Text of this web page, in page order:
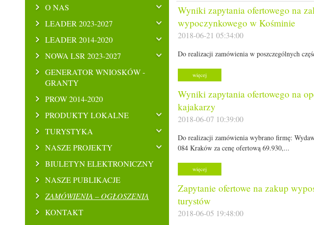
O NAS
LEADER 2023-2027
LEADER 2014-2020
NOWA LSR 2023-2027
GENERATOR WNIOSKÓW -
GRANTY
PROW 2014-2020
PRODUKTY LOKALNE
TURYSTYKA
NASZE PROJEKTY
BIULETYN ELEKTRONICZNY
NASZE PUBLIKACJE
ZAMÓWIENIA – OGŁOSZENIA
KONTAKT
Wyniki zapytania ofertowego na
wypoczynkowego w Kośminie
2018-06-21 05:34:00
Do realizacji zamówienia w poszczególnych
więcej
Wyniki zapytania ofertowego na
kajakarzy
2018-06-07 10:39:00
Do realizacji zamówienia wybrano firmę:
084 Kraków za cenę ofertową 69.930,...
więcej
Zapytanie ofertowe na zakup
turystów
2018-06-05 19:48:00